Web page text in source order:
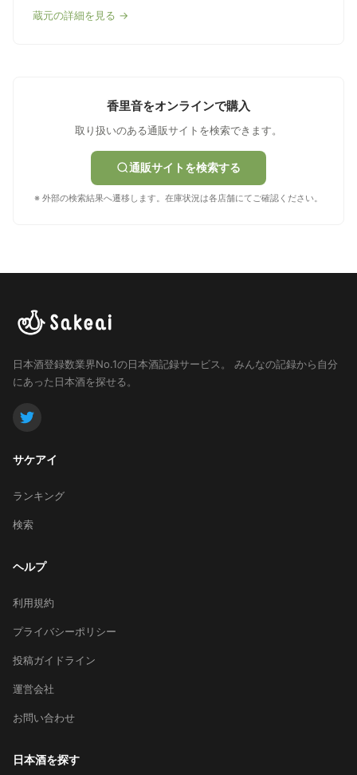
蔵元の詳細を見る →
香里音をオンラインで購入
取り扱いのある通販サイトを検索できます。
通販サイトを検索する
※ 外部の検索結果へ遷移します。在庫状況は各店舗にてご確認ください。
日本酒登録数業界No.1の日本酒記録サービス。
みんなの記録から自分
にあった日本酒を探せる。
サケアイ
ランキング
検索
ヘルプ
利用規約
プライバシーポリシー
投稿ガイドライン
運営会社
お問い合わせ
日本酒を探す